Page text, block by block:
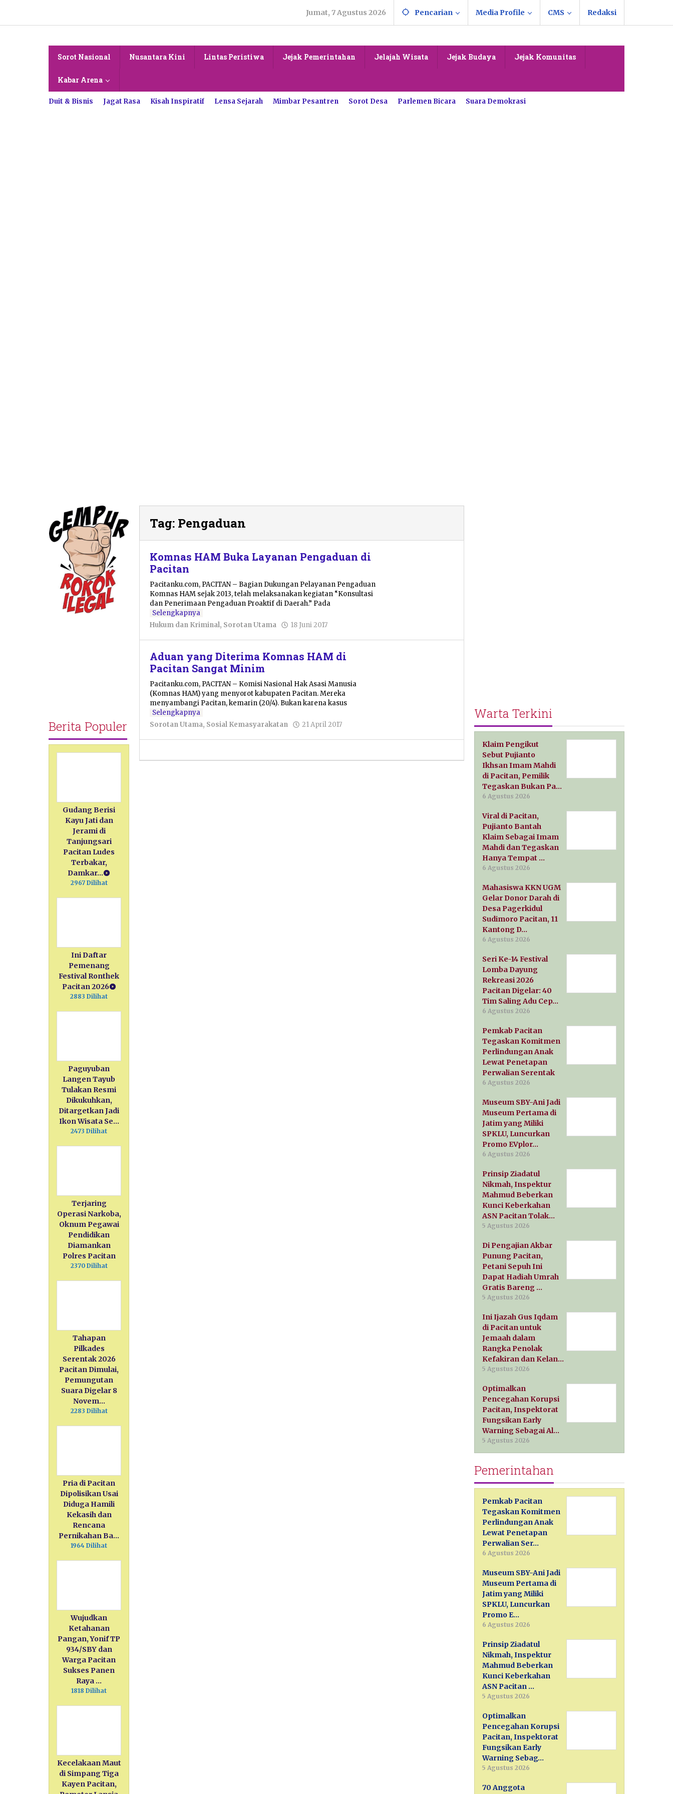
konten
Jumat, 7 Agustus 2026 Pencarian Media Profile CMS Redaksi
Sorot Nasional Nusantara Kini Lintas Peristiwa Jejak Pemerintahan Jelajah Wisata Jejak Budaya Jejak Komunitas
Kabar Arena
Duit & Bisnis Jagat Rasa Kisah Inspiratif Lensa Sejarah Mimbar Pesantren Sorot Desa Parlemen Bicara Suara Demokrasi
Berita Populer
Gudang Berisi
Kayu Jati dan
Jerami di
Tanjungsari
Pacitan Ludes
Terbakar,
Damkar…
2967 Dilihat
Ini Daftar
Pemenang
Festival Ronthek
Pacitan 2026
2883 Dilihat
Paguyuban
Langen Tayub
Tulakan Resmi
Dikukuhkan,
Ditargetkan Jadi
Ikon Wisata Se…
2473 Dilihat
Terjaring
Operasi Narkoba,
Oknum Pegawai
Pendidikan
Diamankan
Polres Pacitan
2370 Dilihat
Tahapan
Pilkades
Serentak 2026
Pacitan Dimulai,
Pemungutan
Suara Digelar 8
Novem…
2283 Dilihat
Pria di Pacitan
Dipolisikan Usai
Diduga Hamili
Kekasih dan
Rencana
Pernikahan Ba…
1964 Dilihat
Wujudkan
Ketahanan
Pangan, Yonif TP
934/SBY dan
Warga Pacitan
Sukses Panen
Raya …
1818 Dilihat
Kecelakaan Maut
di Simpang Tiga
Kayen Pacitan,
Tag: Pengaduan
Komnas HAM Buka Layanan Pengaduan di
Pacitan
Pacitanku.com, PACITAN – Bagian Dukungan Pelayanan Pengaduan
Komnas HAM sejak 2013, telah melaksanakan kegiatan “Konsultasi
dan Penerimaan Pengaduan Proaktif di Daerah.” Pada
Selengkapnya
Hukum dan Kriminal, Sorotan Utama 18 Juni 2017
Aduan yang Diterima Komnas HAM di
Pacitan Sangat Minim
Pacitanku.com, PACITAN – Komisi Nasional Hak Asasi Manusia
(Komnas HAM) yang menyorot kabupaten Pacitan. Mereka
menyambangi Pacitan, kemarin (20/4). Bukan karena kasus
Selengkapnya
Sorotan Utama, Sosial Kemasyarakatan 21 April 2017
Warta Terkini
Klaim Pengikut
Sebut Pujianto
Ikhsan Imam Mahdi
di Pacitan, Pemilik
Tegaskan Bukan Pa…
6 Agustus 2026
Viral di Pacitan,
Pujianto Bantah
Klaim Sebagai Imam
Mahdi dan Tegaskan
Hanya Tempat …
6 Agustus 2026
Mahasiswa KKN UGM
Gelar Donor Darah di
Desa Pagerkidul
Sudimoro Pacitan, 11
Kantong D…
6 Agustus 2026
Seri Ke-14 Festival
Lomba Dayung
Rekreasi 2026
Pacitan Digelar: 40
Tim Saling Adu Cep…
6 Agustus 2026
Pemkab Pacitan
Tegaskan Komitmen
Perlindungan Anak
Lewat Penetapan
Perwalian Serentak
6 Agustus 2026
Museum SBY-Ani Jadi
Museum Pertama di
Jatim yang Miliki
SPKLU, Luncurkan
Promo EVplor…
6 Agustus 2026
Prinsip Ziadatul
Nikmah, Inspektur
Mahmud Beberkan
Kunci Keberkahan
ASN Pacitan Tolak…
5 Agustus 2026
Di Pengajian Akbar
Punung Pacitan,
Petani Sepuh Ini
Dapat Hadiah Umrah
Gratis Bareng …
5 Agustus 2026
Ini Ijazah Gus Iqdam
di Pacitan untuk
Jemaah dalam
Rangka Penolak
Kefakiran dan Kelan…
5 Agustus 2026
Optimalkan
Pencegahan Korupsi
Pacitan, Inspektorat
Fungsikan Early
Warning Sebagai Al…
5 Agustus 2026
Pemerintahan
Pemkab Pacitan
Tegaskan Komitmen
Perlindungan Anak
Lewat Penetapan
Perwalian Ser…
6 Agustus 2026
Museum SBY-Ani Jadi
Museum Pertama di
Jatim yang Miliki
SPKLU, Luncurkan
Promo E…
6 Agustus 2026
Prinsip Ziadatul
Nikmah, Inspektur
Mahmud Beberkan
Kunci Keberkahan
ASN Pacitan …
5 Agustus 2026
Optimalkan
Pencegahan Korupsi
Pacitan, Inspektorat
Fungsikan Early
Warning Sebag…
5 Agustus 2026
70 Anggota